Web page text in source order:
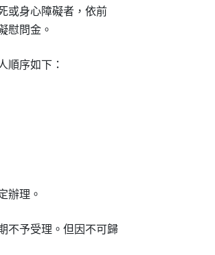
或身心障礙者，依前
慰問金。
順序如下：
辦理。
不予受理。但因不可歸